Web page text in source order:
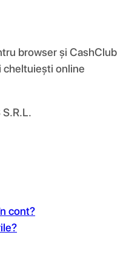
browser și CashClub
cheltuiești online
S.R.L.
cont?